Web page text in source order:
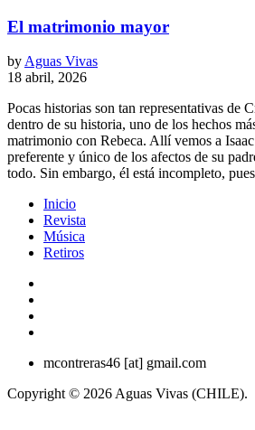
El matrimonio mayor
by Aguas Vivas
18 abril, 2026
Pocas historias son tan representativas de
dentro de su historia, uno de los hechos
matrimonio con Rebeca. Allí vemos a
preferente y único de los afectos de su
todo. Sin embargo, él está incompleto,
Inicio
Revista
Música
Retiros
mcontreras46 [at] gmail.com
Copyright © 2026 Aguas Vivas (CHILE).